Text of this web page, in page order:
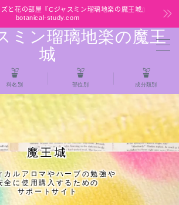
ズと花の部屋『Cジャスミン瑠璃地楽の魔王城』
botanical-study.com
ン瑠璃地楽の魔王
城
花の部屋
ブスパイス基材 プチ辞典ク
αクイズ
科名別 部位別 成分類別
魔王城
カルアロマやハーブの勉強や
全に使用購入するための
サポートサイト